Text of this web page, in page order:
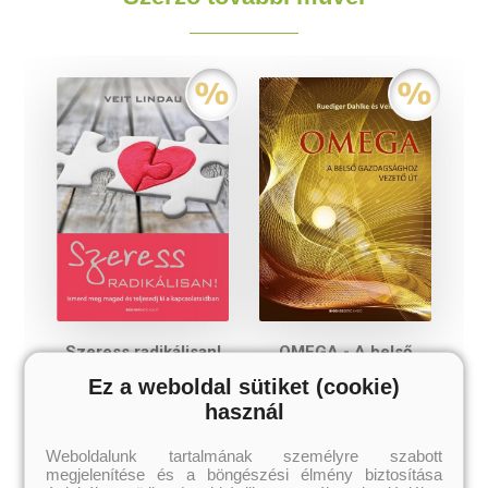
Szeress radikálisan!
Eredeti ár:
2 990 Ft
Akciós ár:
598 Ft
OMEGA - A belső
Ruediger Dahlke, Veit
Eredeti ár:
3 290 Ft
Akciós ár:
658 Ft
Ez a weboldal sütiket (cookie)
használ
Weboldalunk tartalmának személyre szabott
megjelenítése és a böngészési élmény biztosítása